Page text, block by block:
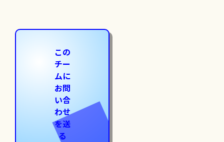
この
チー
ムに
お問
い合
わせ
を送
る